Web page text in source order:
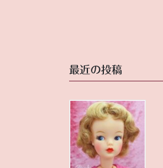
最近の投稿